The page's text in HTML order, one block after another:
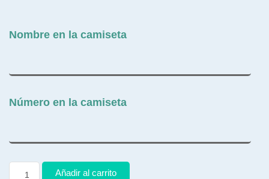
Nombre en la camiseta
Número en la camiseta
Añadir al carrito